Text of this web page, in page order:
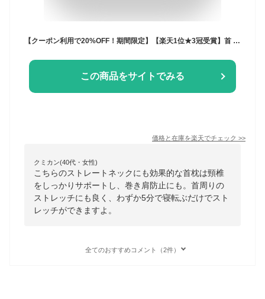
【クーポン利用で20%OFF！期間限定】【楽天1位★3冠受賞】首 マッサージ 枕 矯正 ストレートネック 首枕 スマホ首 ネックピロー セルフ整体 解消グッズ まくら 癒やしグッズ ストレッチ枕 ネックマッサージャー 巻き肩 姿勢サポート ストレッチ モデル
この商品をサイトでみる
価格と在庫を楽天でチェック >>
クミカン(40代・女性)
こちらのストレートネックにも効果的な首枕は頸椎
をしっかりサポートし、巻き肩防止にも。首周りの
ストレッチにも良く、わずか5分で寝転ぶだけでスト
レッチができますよ。
全てのおすすめコメント（2件）